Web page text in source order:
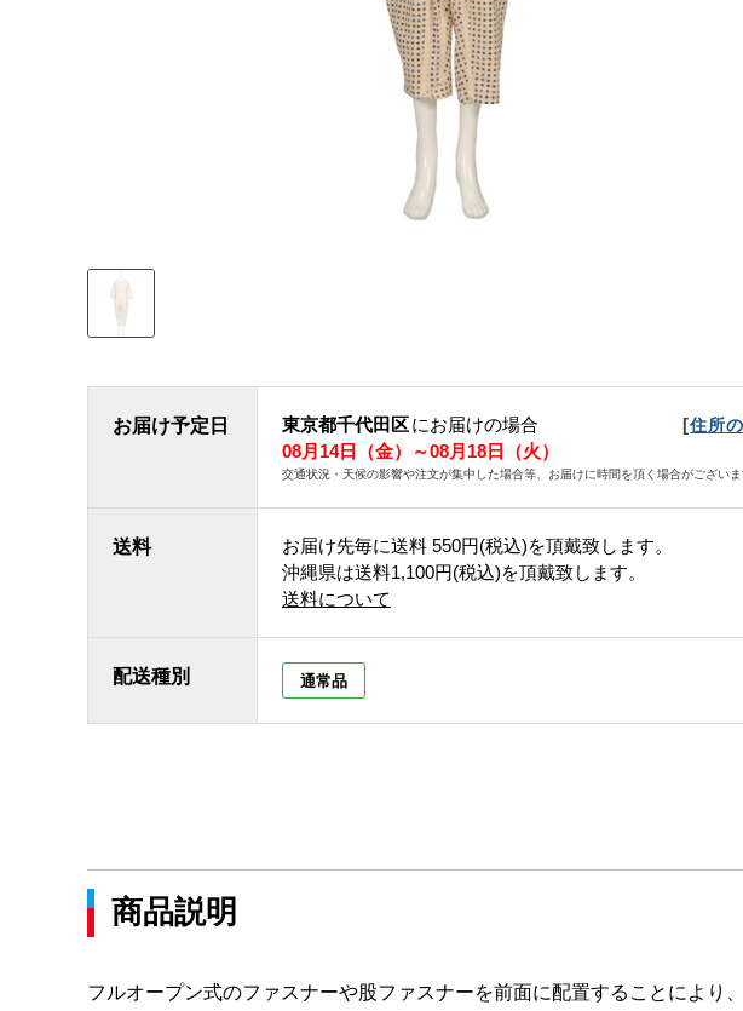
お届け予定日 東京都千代田区にお届けの場合 [住所
08月14日（金）～08月18日（火）
交通状況・天候の影響や注文が集中した場合等、お届けに時間を頂く場合がございま
送料 お届け先毎に送料 550円(税込)を頂戴致します。
沖縄県は送料1,100円(税込)を頂戴致します。
送料について
配送種別 通常品
商品説明
フルオープン式のファスナーや股ファスナーを前面に配置することにより